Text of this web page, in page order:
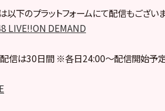
以下のプラットフォームにて配信もございま
LIVE!!ON DEMAND
信は30日間 ※各日24:00～配信開始予